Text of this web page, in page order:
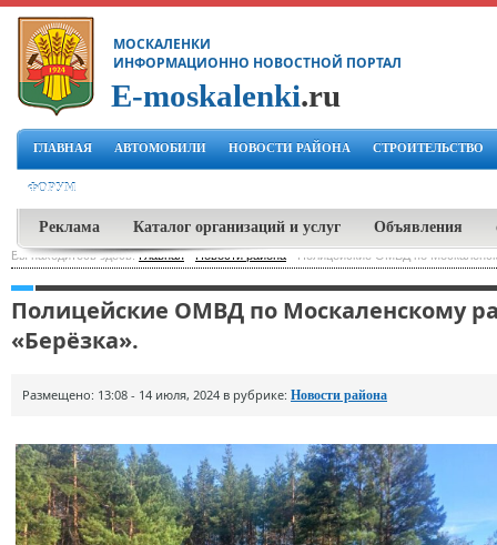
МОСКАЛЕНКИ
ИНФОРМАЦИОННО НОВОСТНОЙ ПОРТАЛ
E-moskalenki.ru
ГЛАВНАЯ АВТОМОБИЛИ НОВОСТИ РАЙОНА СТРОИТЕЛЬСТВО
ФОРУМ
Реклама Каталог организаций и услуг Объявления
Вы находитесь здесь:Главная-Новости района Полицейские ОМВД по
Полицейские ОМВД по Москаленскому
«Берёзка».
Размещено: 13:08 - 14 июля, 2024 в рубрике: Новости района